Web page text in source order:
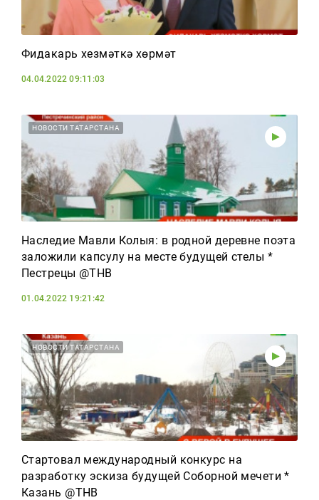
Фидакарь хезмәткә хөрмәт
04.04.2022 09:11:03
НОВОСТИ ТАТАРСТАНА
Наследие Мавли Колыя: в родной деревне поэта
заложили капсулу на месте будущей стелы *
Пестрецы @ТНВ
01.04.2022 19:21:42
НОВОСТИ ТАТАРСТАНА
Стартовал международный конкурс на
разработку эскиза будущей Соборной мечети *
Казань @ТНВ